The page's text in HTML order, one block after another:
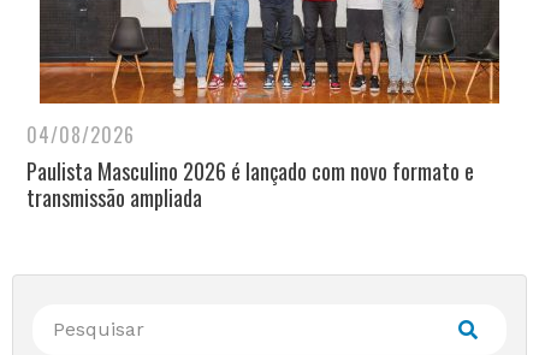
04/08/2026
Paulista Masculino 2026 é lançado com novo formato e
transmissão ampliada